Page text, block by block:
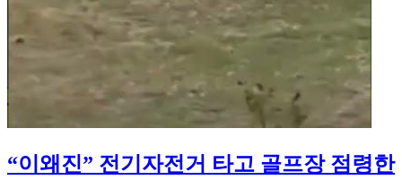
“이왜진” 전기자전거 타고 골프장 점령한